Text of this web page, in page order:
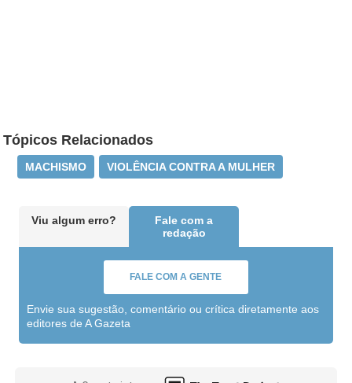
Tópicos Relacionados
MACHISMO VIOLÊNCIA CONTRA A MULHER
Viu algum erro?
Fale com a
redação
FALE COM A GENTE
Envie sua sugestão, comentário ou crítica diretamente aos
editores de A Gazeta